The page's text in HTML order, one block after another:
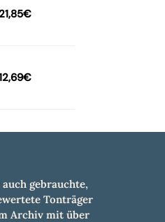
€
€
gebrauchte,
Tonträger
Archiv mit über